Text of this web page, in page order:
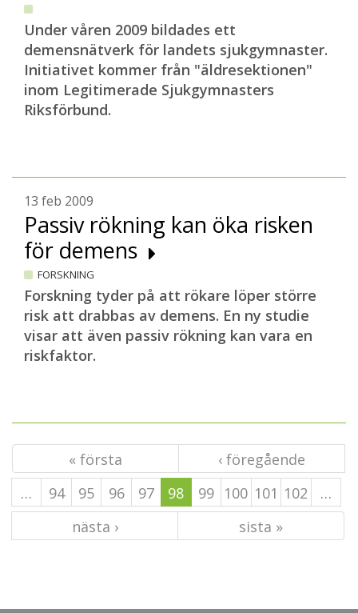
Under våren 2009 bildades ett
demensnätverk för landets sjukgymnaster.
Initiativet kommer från "äldresektionen"
inom Legitimerade Sjukgymnasters
Riksförbund.
13 feb 2009
Passiv rökning kan öka risken
för demens
FORSKNING
Forskning tyder på att rökare löper större
risk att drabbas av demens. En ny studie
visar att även passiv rökning kan vara en
riskfaktor.
« första
‹ föregående
…
94 95 96 97 98 99 100 101 102
…
nästa ›
sista »